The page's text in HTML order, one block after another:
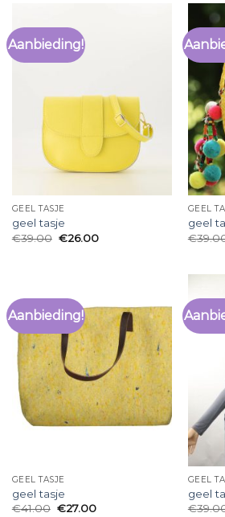
Aanbieding!
GEEL TASJE
geel tasje
€39.00 €26.00
GEEL
geel
€
Aanbieding!
GEEL TASJE
geel tasje
€41.00 €27.00
GEEL
geel
€